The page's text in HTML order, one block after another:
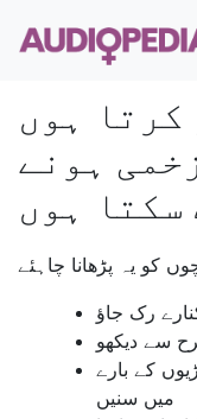
کرتا ہوں
ہونے
سکتا ہوں
رک جاؤ
سے دیکھو
کے بارے
میں سنیں